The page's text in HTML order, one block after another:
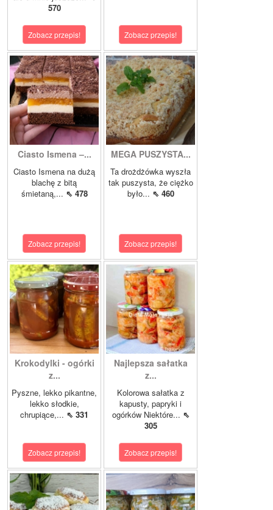
570
Zobacz przepis! Zobacz przepis!
Ciasto Ismena –...
Ciasto Ismena na dużą
blachę z bitą
śmietaną,... ⇖ 478
Zobacz przepis!
MEGA PUSZYSTA...
Ta drożdżówka wyszła
tak puszysta, że ciężko
było... ⇖ 460
Zobacz przepis!
Krokodylki - ogórki
z...
Pyszne, lekko pikantne,
lekko słodkie,
chrupiące,... ⇖ 331
Zobacz przepis!
Najlepsza sałatka
z...
Kolorowa sałatka z
kapusty, papryki i
ogórków Niektóre... ⇖
305
Zobacz przepis!